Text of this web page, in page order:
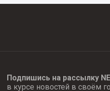
Подпишись на рассылку
в курсе новостей в своём